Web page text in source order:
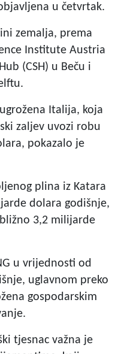
u četvrtak.
zemalja, prema
Institute Austria
(CSH) u Beču i
Italija, koja
zaljev uvozi robu
pokazalo je
plina iz Katara
dolara godišnje,
3,2 milijarde
u vrijednosti od
uglavnom preko
gospodarskim
tjesnac važna je